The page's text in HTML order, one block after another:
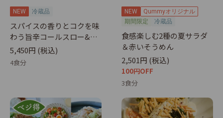
旨辛コールスロー&ブロッコリースロー」はこちら
</a> ●特集ページは<a
href="https://qummy.kewpie.co.jp/journal/1304",
target="_blank">こちら</a> ●ご自宅で、レモン
汁、マヨネーズ、粒マスタード、あらびき黒こしょ
う、ディル、カリカリ梅、大葉をご用意ください。
●パッケージサラダの消費期限はお届け希望日から、
「緑黄色野菜ミックス」が翌日まで、「国産蒸しブロ
ッコリー」が翌々日まで、「千切りキャベツ」が3日
NEW 冷蔵品
スパイスの香りとコクを味
わう旨辛コールスロー&ブ
ロッコリースロー
5,450円 (税込)
4食分
NEW
Qummyオリジナル
期間限定
冷蔵品
食感楽しむ2種の夏サラダ
＆赤いそうめん
2,501円 (税込)
100円OFF
3食分